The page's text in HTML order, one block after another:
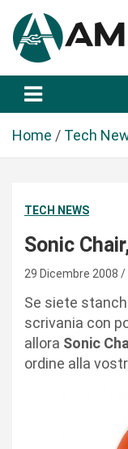
a
Home Tech
TECH NEWS
Sonic
29 Dicembre 2008
Se siete
scrivania con
allora Sonic
ordine alla